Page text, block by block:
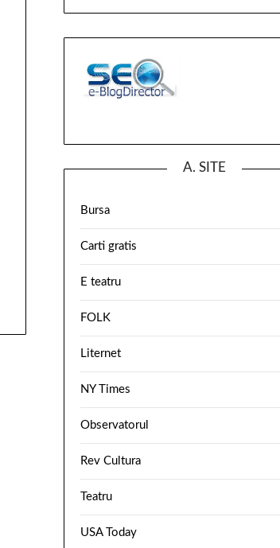
A. SITE
Bursa
Carti gratis
E teatru
FOLK
Liternet
NY Times
Observatorul
Rev Cultura
Teatru
USA Today